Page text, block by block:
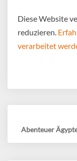
Diese Website
reduzieren.
verarbeitet
Abenteuer